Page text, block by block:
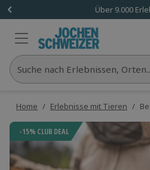
Über 9.000
Suche nach Erlebnissen,
Home / Erlebnisse mit Tieren /
-15% CLUB DEAL